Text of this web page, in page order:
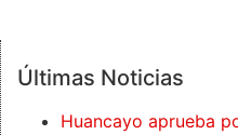
Últimas Noticias
Huancayo aprueba